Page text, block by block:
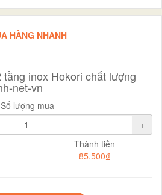
HÀNG NHANH
inox Hokori chất lượng
net-vn
Số lượng mua
+
Thành tiền
85.500₫